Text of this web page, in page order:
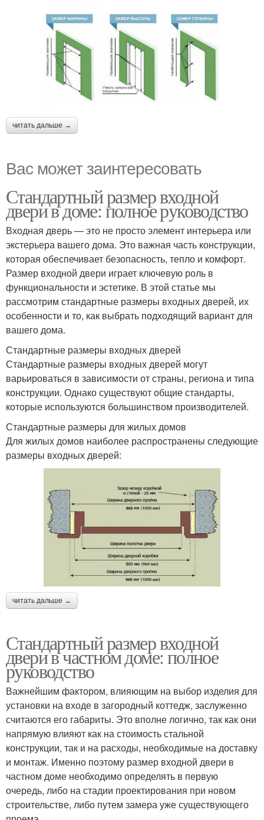
читать дальше →
Вас может заинтересовать
Стандартный размер входной
двери в доме: полное руководство
Входная дверь — это не просто элемент интерьера или
экстерьера вашего дома. Это важная часть конструкции,
которая обеспечивает безопасность, тепло и комфорт.
Размер входной двери играет ключевую роль в
функциональности и эстетике. В этой статье мы
рассмотрим стандартные размеры входных дверей, их
особенности и то, как выбрать подходящий вариант для
вашего дома.
Стандартные размеры входных дверей
Стандартные размеры входных дверей могут
варьироваться в зависимости от страны, региона и типа
конструкции. Однако существуют общие стандарты,
которые используются большинством производителей.
Стандартные размеры для жилых домов
Для жилых домов наиболее распространены следующие
размеры входных дверей:
читать дальше →
Стандартный размер входной
двери в частном доме: полное
руководство
Важнейшим фактором, влияющим на выбор изделия для
установки на входе в загородный коттедж, заслуженно
считаются его габариты. Это вполне логично, так как они
напрямую влияют как на стоимость стальной
конструкции, так и на расходы, необходимые на доставку
и монтаж. Именно поэтому размер входной двери в
частном доме необходимо определять в первую
очередь, либо на стадии проектирования при новом
строительстве, либо путем замера уже существующего